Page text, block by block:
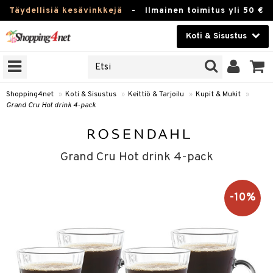
Täydellisiä kesävinkkejä - Ilmainen toimitus yli 50 €
Koti & Sisustus
Kauneudenhoito
Piilolinssit
Tuotemerkkejä
Kampanjat
Shopping4net » Koti & Sisustus » Keittiö & Tarjoilu » Kupit & Mukit »
Grand Cru Hot drink 4-pack
Grand Cru Hot drink 4-pack
-10%
Tee & Espresso
Mukit